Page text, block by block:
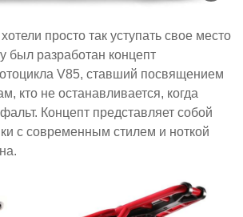
просто так уступать свое место
был разработан концепт
V85, ставший посвящением
кто не останавливается, когда
Концепт представляет собой
с современным стилем и ноткой